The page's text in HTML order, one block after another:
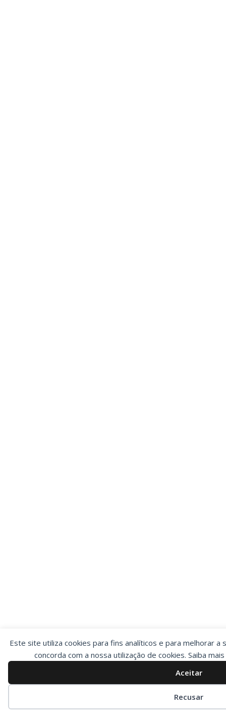
Este site utiliza cookies para fins analíticos e para melhorar a
concorda com a nossa utilização de cookies. Saiba
Aceitar
Recusar